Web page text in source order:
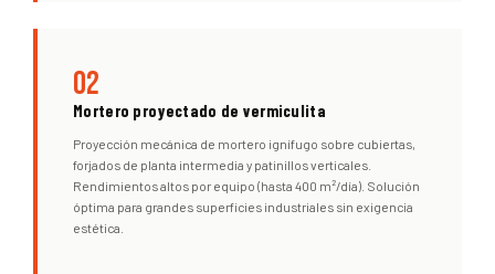
02
Mortero proyectado de vermiculita
Proyección mecánica de mortero ignífugo sobre cubiertas,
forjados de planta intermedia y patinillos verticales.
Rendimientos altos por equipo (hasta 400 m²/día). Solución
óptima para grandes superficies industriales sin exigencia
estética.